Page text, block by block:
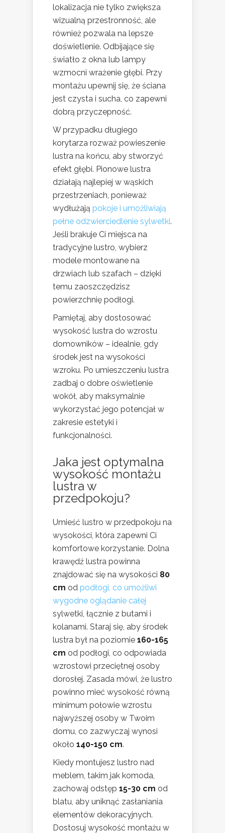
lokalizacja nie tylko zwiększa
wizualną przestronność, ale
również pozwala na lepsze
doświetlenie. Odbijające się
światło z okna lub lampy
wzmocni wrażenie głębi. Przy
montażu upewnij się, że ściana
jest czysta i sucha, co zapewni
dobrą przyczepność.
W przypadku długiego
korytarza rozważ powieszenie
lustra na końcu, aby stworzyć
efekt głębi. Pionowe lustra
działają najlepiej w wąskich
przestrzeniach, ponieważ
wydłużają pokoje i umożliwiają
pełne odzwierciedlenie sylwetki.
Jeśli brakuje Ci miejsca na
tradycyjne lustro, wybierz
modele montowane na
drzwiach lub szafach – dzięki
temu zaoszczędzisz
powierzchnię podłogi.
Pamiętaj, aby dostosować
wysokość lustra do wzrostu
domowników – idealnie, gdy
środek jest na wysokości
wzroku. Po umieszczeniu lustra
zadbaj o dobre oświetlenie
wokół, aby maksymalnie
wykorzystać jego potencjał w
zakresie estetyki i
funkcjonalności.
Jaka jest optymalna
wysokość montażu
lustra w
przedpokoju?
Umieść lustro w przedpokoju na
wysokości, która zapewni Ci
komfortowe korzystanie. Dolna
krawędź lustra powinna
znajdować się na wysokości 80
cm od podłogi, co umożliwi
wygodne oglądanie całej
sylwetki, łącznie z butami i
kolanami. Staraj się, aby środek
lustra był na poziomie 160-165
cm od podłogi, co odpowiada
wzrostowi przeciętnej osoby
dorosłej. Zasada mówi, że lustro
powinno mieć wysokość równą
minimum połowie wzrostu
najwyższej osoby w Twoim
domu, co zazwyczaj wynosi
około 140-150 cm.
Kiedy montujesz lustro nad
meblem, takim jak komoda,
zachowaj odstęp 15-30 cm od
blatu, aby uniknąć zasłaniania
elementów dekoracyjnych.
Dostosuj wysokość montażu w